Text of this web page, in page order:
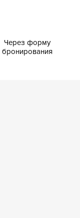
Через форму
бронирования